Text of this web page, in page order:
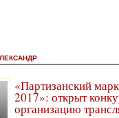
«Партизанский
2017»: открыт
организацию